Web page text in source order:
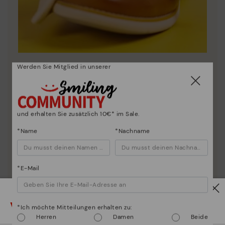
Schuhpflege
Entdecken sie mehr
Wir geben Ihnen Tipps, wie Sie Ihre Pikolinos optimal
pflegen können.
Vorsicht!
Werden Sie Mitglied in unserer
und erhalten Sie zusätzlich 10€* im Sale.
*Name *Nachname
*E-Mail
*Ich möchte Mitteilungen erhalten zu:
Herren
Damen Beide